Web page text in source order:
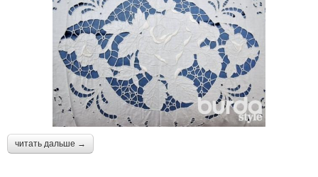
читать дальше →